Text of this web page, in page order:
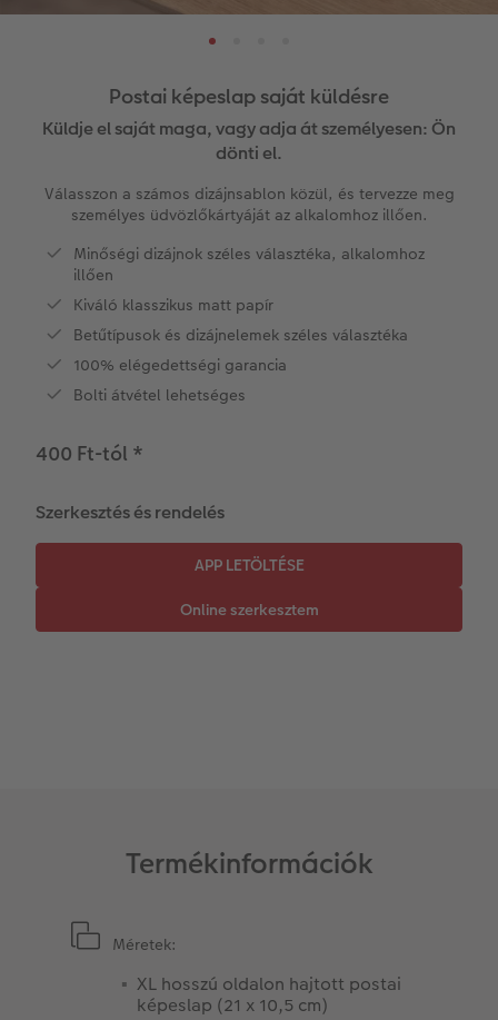
Évkönyvszerkesztés lépésről lépésre
Vásárlói mintakönyvek
Kids CEWE FOTÓKÖNYV
Kiegészítők
CEWE myPhotos
Nagyméretű fotók fotópapíron
Matt Prints
Prémium poszter
Fotókidolgozás normál
Fényképtároló dobozok
Azonnali fotókidolgozás
Matrica nyomtatás azonnal
Térkép poszter
Direkt nyomtatású alufotó
Poszterléc
Hexxas
Fotókollázsok
Fotószalag
Hűtőmágnesek
Üdvözlőkártyák
Iskolaszer és irodaszer
Textíliák
Art Prints
CEWE myPhotos
Zsebnaptár
Kiegészítők
CEWE szerkesztési tippek
CEWE PHOTO AWARD FOTÓPÁLYÁZAT
Hogyan készíts jobb képeket a
CEWE sztorik
Egyedi ajándékötletek
Esküvő
Ballagás
Postai képeslap saját küldésre
Küldje el saját maga, vagy adja át személyesen: Ön
dönti el.
Válasszon a számos dizájnsablon közül, és tervezze meg
személyes üdvözlőkártyáját az alkalomhoz illően.
Minőségi dizájnok széles választéka, alkalomhoz
illően
Kiváló klasszikus matt papír
Betűtípusok és dizájnelemek széles választéka
100% elégedettségi garancia
Bolti átvétel lehetséges
400 Ft-tól *
Szerkesztés és rendelés
Termékinformációk
Méretek:
XL hosszú oldalon hajtott postai
képeslap (21 x 10,5 cm)